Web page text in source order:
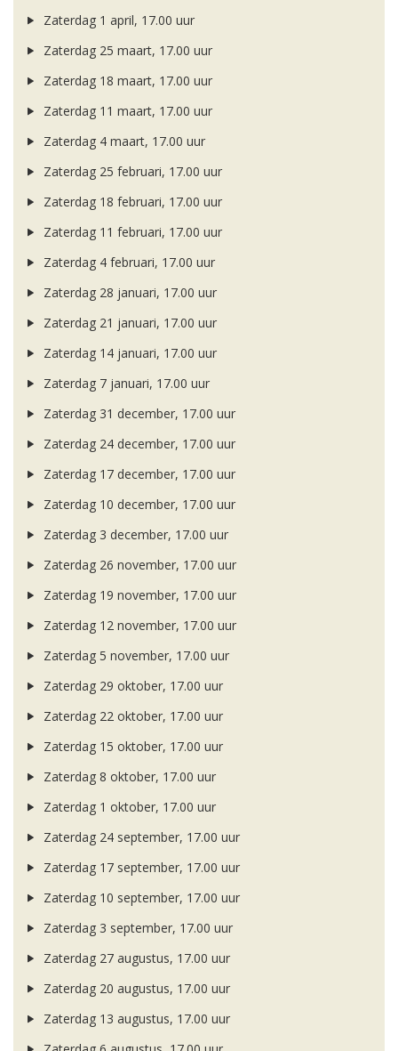
Zaterdag 1 april, 17.00 uur
Zaterdag 25 maart, 17.00 uur
Zaterdag 18 maart, 17.00 uur
Zaterdag 11 maart, 17.00 uur
Zaterdag 4 maart, 17.00 uur
Zaterdag 25 februari, 17.00 uur
Zaterdag 18 februari, 17.00 uur
Zaterdag 11 februari, 17.00 uur
Zaterdag 4 februari, 17.00 uur
Zaterdag 28 januari, 17.00 uur
Zaterdag 21 januari, 17.00 uur
Zaterdag 14 januari, 17.00 uur
Zaterdag 7 januari, 17.00 uur
Zaterdag 31 december, 17.00 uur
Zaterdag 24 december, 17.00 uur
Zaterdag 17 december, 17.00 uur
Zaterdag 10 december, 17.00 uur
Zaterdag 3 december, 17.00 uur
Zaterdag 26 november, 17.00 uur
Zaterdag 19 november, 17.00 uur
Zaterdag 12 november, 17.00 uur
Zaterdag 5 november, 17.00 uur
Zaterdag 29 oktober, 17.00 uur
Zaterdag 22 oktober, 17.00 uur
Zaterdag 15 oktober, 17.00 uur
Zaterdag 8 oktober, 17.00 uur
Zaterdag 1 oktober, 17.00 uur
Zaterdag 24 september, 17.00 uur
Zaterdag 17 september, 17.00 uur
Zaterdag 10 september, 17.00 uur
Zaterdag 3 september, 17.00 uur
Zaterdag 27 augustus, 17.00 uur
Zaterdag 20 augustus, 17.00 uur
Zaterdag 13 augustus, 17.00 uur